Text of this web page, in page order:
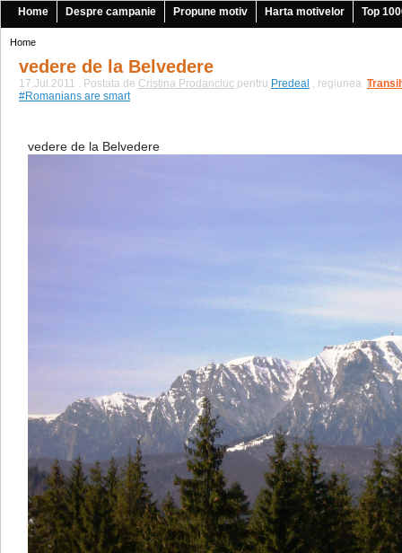
Home Despre campanie Propune motiv Harta motivelor Top
Home
vedere de la Belvedere
17.Jul.2011 . Postata de Cristina Prodanciuc pentru Predeal , regiunea |
#Romanians are smart
vedere de la Belvedere